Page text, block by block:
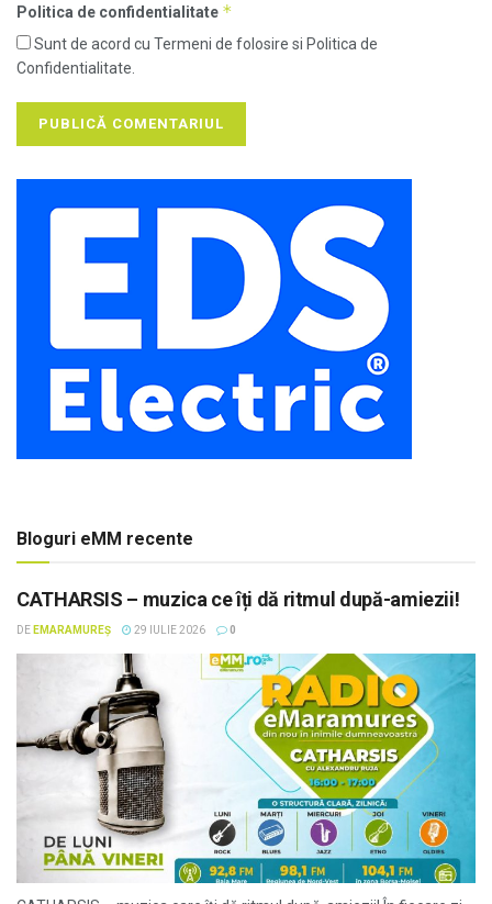
Politica de confidentialitate *
Sunt de acord cu Termeni de folosire si Politica de
Confidentialitate.
Bloguri eMM recente
CATHARSIS – muzica ce îți dă ritmul după-amiezii!
DE EMARAMUREȘ 29 IULIE 2026 0